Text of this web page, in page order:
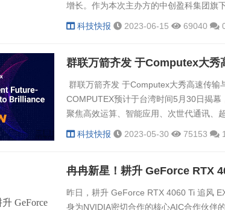
增长。作为本次主办方的中创盈科集团旗
省财政厅以及珠海市人民政府指导下，决
业，包括半导体制造、...
科技快报 2023-06-15 69040
群联万箭齐发 于Computex大秀
群联万箭齐发 于Computex大秀高速传输
COMPUTEX预计于台湾时间5月30日揭
聚焦高效运算、智能应用、次世代通讯、
控制芯片暨储存解决方案的全球领导厂商
科技快报 2023-05-30 75153 1
GeForce
昨日，耕升 GeForce RTX 4060 Ti 追风
身为NVIDIA密切合作的核心AIC合作伙伴